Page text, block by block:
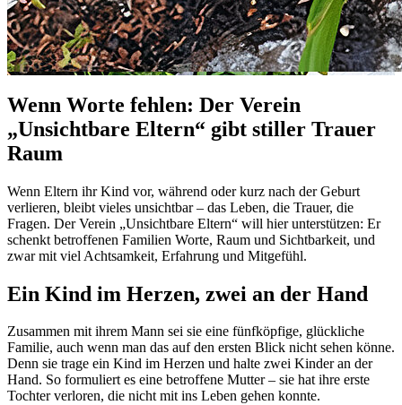
Wenn Worte fehlen: Der Verein
„Unsichtbare Eltern“ gibt stiller Trauer
Raum
Wenn Eltern ihr Kind vor, während oder kurz nach der Geburt
verlieren, bleibt vieles unsichtbar – das Leben, die Trauer, die
Fragen. Der Verein „Unsichtbare Eltern“ will hier unterstützen: Er
schenkt betroffenen Familien Worte, Raum und Sichtbarkeit, und
zwar mit viel Achtsamkeit, Erfahrung und Mitgefühl.
Ein Kind im Herzen, zwei an der Hand
Zusammen mit ihrem Mann sei sie eine fünfköpfige, glückliche
Familie, auch wenn man das auf den ersten Blick nicht sehen könne.
Denn sie trage ein Kind im Herzen und halte zwei Kinder an der
Hand. So formuliert es eine betroffene Mutter – sie hat ihre erste
Tochter verloren, die nicht mit ins Leben gehen konnte.